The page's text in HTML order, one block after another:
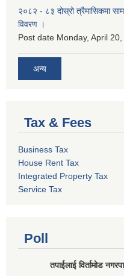
२०८२ - ८३ दोस्रो त्रैमासिकमा
विवरण ।
Post date Monday, April
अन्य
Tax & Fees
Business Tax
House Rent Tax
Integrated Property Tax
Service Tax
Poll
तपाईलाई विर्तामोड